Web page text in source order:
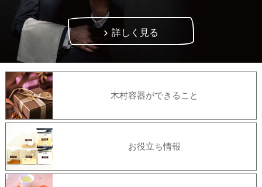
詳しく見る
木村容器ができること
お役立ち情報